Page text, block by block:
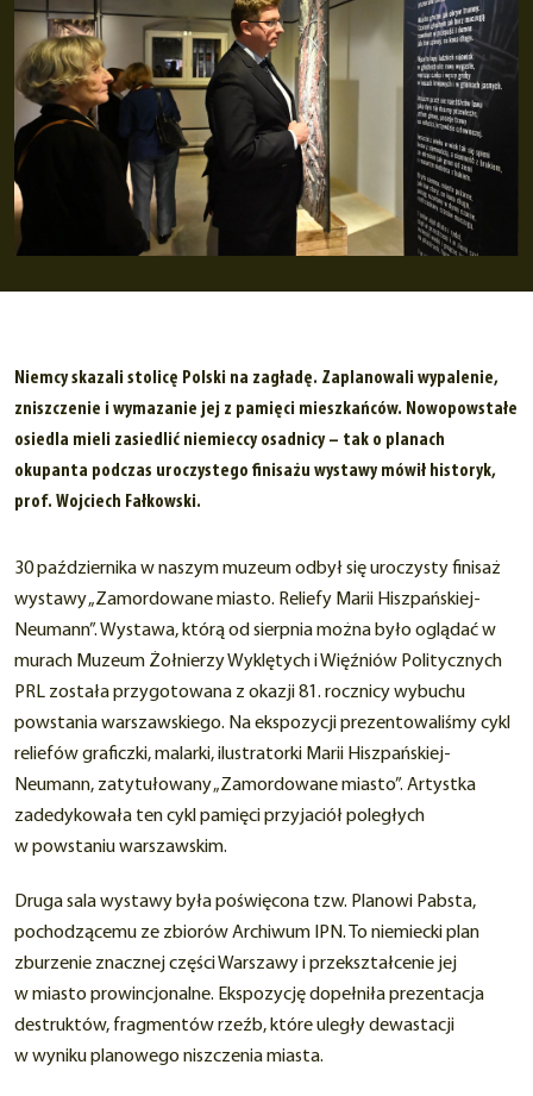
Niemcy skazali stolicę Polski na zagładę. Zaplanowali wypalenie,
zniszczenie i wymazanie jej z pamięci mieszkańców. Nowopowstałe
osiedla mieli zasiedlić niemieccy osadnicy – tak o planach
okupanta podczas uroczystego finisażu wystawy mówił historyk,
prof. Wojciech Fałkowski.
30 października w naszym muzeum odbył się uroczysty finisaż
wystawy „Zamordowane miasto. Reliefy Marii Hiszpańskiej-
Neumann”. Wystawa, którą od sierpnia można było oglądać w
murach Muzeum Żołnierzy Wyklętych i Więźniów Politycznych
PRL została przygotowana z okazji 81. rocznicy wybuchu
powstania warszawskiego. Na ekspozycji prezentowaliśmy cykl
reliefów graficzki, malarki, ilustratorki Marii Hiszpańskiej-
Neumann, zatytułowany „Zamordowane miasto”. Artystka
zadedykowała ten cykl pamięci przyjaciół poległych
w powstaniu warszawskim.
Druga sala wystawy była poświęcona tzw. Planowi Pabsta,
pochodzącemu ze zbiorów Archiwum IPN. To niemiecki plan
zburzenie znacznej części Warszawy i przekształcenie jej
w miasto prowincjonalne. Ekspozycję dopełniła prezentacja
destruktów, fragmentów rzeźb, które uległy dewastacji
w wyniku planowego niszczenia miasta.